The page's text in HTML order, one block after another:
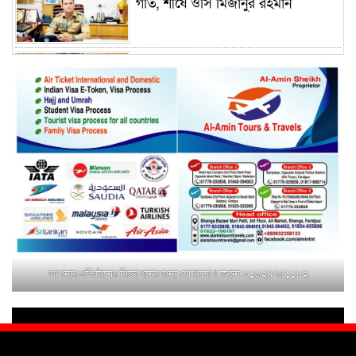
গতি, শীর্ষে ওসি মিজানুর রহমান
ময়মনসিংহের অতিরিক্ত জেলা প্রশাসক
(রাজস্ব) আজিম উদ্দিন ভূমি মন্ত্রণালয়ে
পদায়ন
সাবেক এমপির প্রেস সেক্রেটারি রফিকের
ক্ষমতার দাপট ও গণ-অসন্তোষের তথ্য
গায়েব করে ত্রিশাল থানার সাজানো
রিপোর্ট
মুক্তাগাছায় জুলাই শহীদ সামিদের কবর
জিয়ারত ও পৌর কমিটির কার্যক্রম শুরু
শহিদুল ইসলাম বাবুলের হাত ধরে বদলে
আপনার প্রতিষ্ঠানের বিজ্ঞাপনের জন্য যোগাযোগ করুন-০১৯২৪৭৫১১৮২